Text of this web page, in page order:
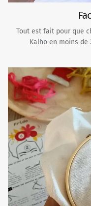
Tout est fait pour que
Kalho en moins